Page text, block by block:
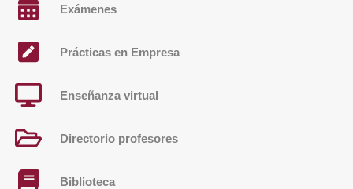
Exámenes
Prácticas en Empresa
Enseñanza virtual
Directorio profesores
Biblioteca